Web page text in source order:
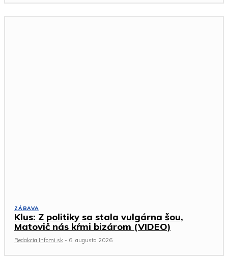
ZÁBAVA
Klus: Z politiky sa stala vulgárna šou,
Matovič nás kŕmi bizárom (VIDEO)
Redakcia Infomi.sk - 6. augusta 2026